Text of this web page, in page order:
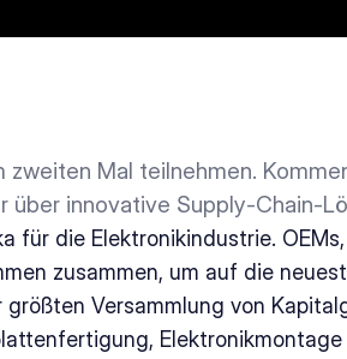
zweiten Mal teilnehmen.
innovative Supply-Chain-
für die Elektronikindustrie.
zusammen, um auf die
Versammlung von